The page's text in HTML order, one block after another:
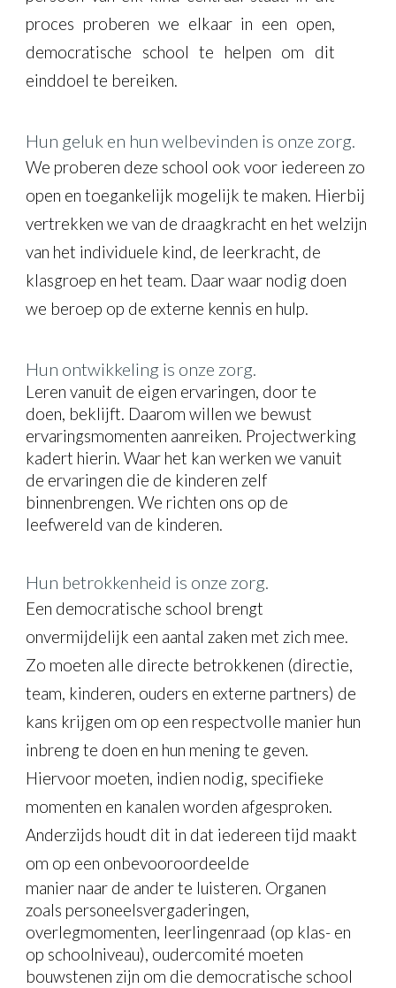
proces proberen we elkaar in een open,
democratische school te helpen om dit
einddoel te bereiken.
Hun geluk en hun welbevinden is onze zorg.
We proberen deze school ook voor iedereen zo
open en toegankelijk mogelijk te maken. Hierbij
vertrekken we van de draagkracht en het welzijn
van het individuele kind, de leerkracht, de
klasgroep en het team. Daar waar nodig doen
we beroep op de externe kennis en hulp.
Hun ontwikkeling is onze zorg.
Leren vanuit de eigen ervaringen, door te
doen, beklijft. Daarom willen we bewust
ervaringsmomenten aanreiken. Projectwerking
kadert hierin. Waar het kan werken we vanuit
de ervaringen die de kinderen zelf
binnenbrengen. We richten ons op de
leefwereld van de kinderen.
Hun betrokkenheid is onze zorg.
Een democratische school brengt
onvermijdelijk een aantal zaken met zich mee.
Zo moeten alle directe betrokkenen (directie,
team, kinderen, ouders en externe partners) de
kans krijgen om op een respectvolle manier hun
inbreng te doen en hun mening te geven.
Hiervoor moeten, indien nodig, specifieke
momenten en kanalen worden afgesproken.
Anderzijds houdt dit in dat iedereen tijd maakt
om op een onbevooroordeelde
manier naar de ander te luisteren. Organen
zoals personeelsvergaderingen,
overlegmomenten, leerlingenraad (op klas- en
op schoolniveau), oudercomité moeten
bouwstenen zijn om die democratische school